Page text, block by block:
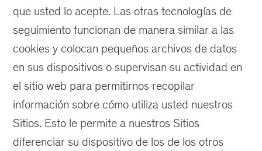
que usted lo acepte. Las otras tecnologías de
seguimiento funcionan de manera similar a las
cookies y colocan pequeños archivos de datos
en sus dispositivos o supervisan su actividad en
el sitio web para permitirnos recopilar
información sobre cómo utiliza usted nuestros
Sitios. Esto le permite a nuestros Sitios
diferenciar su dispositivo de los de los otros